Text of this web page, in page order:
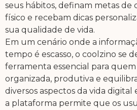
seus hábitos, definam metas de
físico e recebam dicas
sua qualidade de vida.
Em um cenário onde a
tempo é escasso, o coolzino se
ferramenta essencial para
organizada, produtiva e
diversos aspectos da vida
a plataforma permite que os